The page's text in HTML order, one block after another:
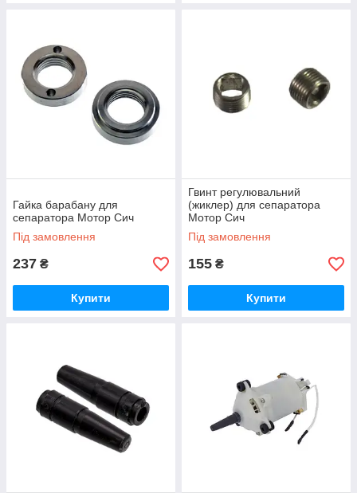
Гайка барабану для
сепаратора Мотор Сич
Під замовлення
237 ₴
Купити
Гвинт регулювальний
(жиклер) для сепаратора
Мотор Сич
Під замовлення
155 ₴
Купити